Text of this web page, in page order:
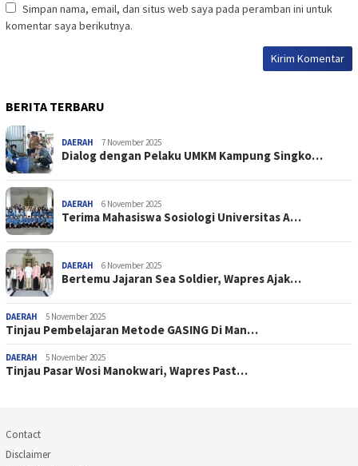
Simpan nama, email, dan situs web saya pada peramban ini untuk
komentar saya berikutnya.
BERITA TERBARU
DAERAH 7 November 2025
Dialog dengan Pelaku UMKM Kampung Singko…
DAERAH 6 November 2025
Terima Mahasiswa Sosiologi Universitas A…
DAERAH 6 November 2025
Bertemu Jajaran Sea Soldier, Wapres Ajak…
DAERAH 5 November 2025
Tinjau Pembelajaran Metode GASING Di Man…
DAERAH 5 November 2025
Tinjau Pasar Wosi Manokwari, Wapres Past…
Contact
Disclaimer